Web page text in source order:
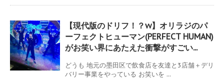
【現代版のドリフ！？w】オリラジのパ
ーフェクトヒューマン(PERFECT HUMAN)
がお笑い界にあたえた衝撃がすごい...
どうも 地元の墨田区で飲食店を友達と3店舗＋デリ
バリー事業をやっている お笑いを ...